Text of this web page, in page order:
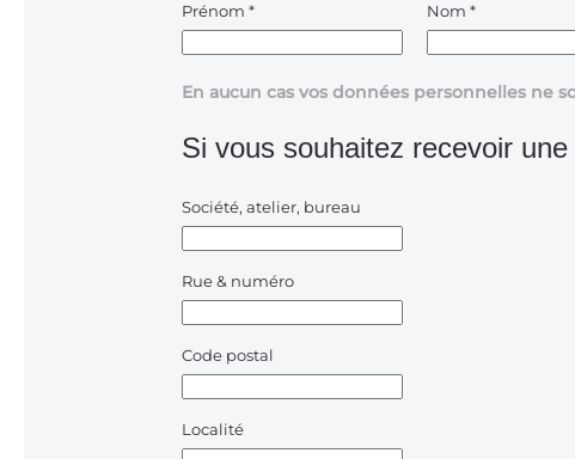
Prénom * Nom *
En aucun cas vos données personnelles ne
Si vous souhaitez recevoir
Société, atelier, bureau
Rue & numéro
Code postal
Localité